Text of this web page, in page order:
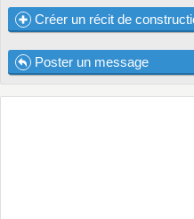
Créer un récit de
Poster un message